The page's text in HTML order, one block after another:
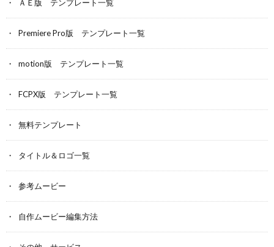
k
ＡＥ版 テンプレート一覧
Premiere Pro版 テンプレート一覧
motion版 テンプレート一覧
FCPX版 テンプレート一覧
無料テンプレート
タイトル＆ロゴ一覧
参考ムービー
自作ムービー編集方法